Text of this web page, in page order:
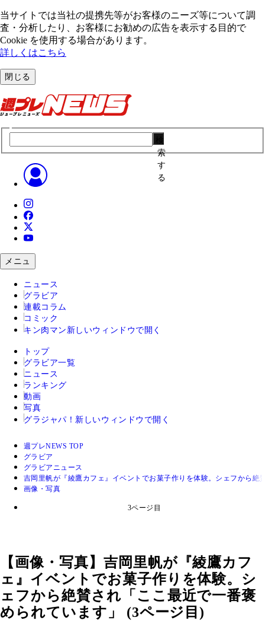
当サイトでは当社の提携先等がお客様のニーズ等について調
査・分析したり、お客様にお勧めの広告を表⽰する⽬的で
Cookie を使⽤する場合があります。
詳しくはこちら
閉じる
索
す
る
メニュ
ニュース
グラビア
連載コラム
コミック
キン肉マン 新しいウィンドウで開く
トップ
グラビア一覧
ニュース
ランキング
動画
写真
グラジャパ！ 新しいウィンドウで開く
週プレNEWS TOP
グラビア
グラビアニュース
吉岡里帆が『綾鷹カフェ』イベントでお菓子作りを体験。シェフから絶
画像・写真
3ページ目
【画像・写真】吉岡里帆が『綾鷹カフ
ェ』イベントでお菓子作りを体験。シ
ェフから絶賛され「ここ最近で一番褒
められています」 (3ページ目)